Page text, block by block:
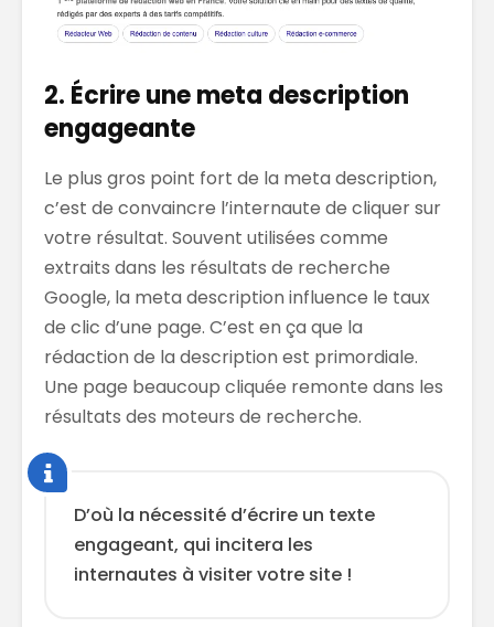
2. Écrire une meta description
engageante
Le plus gros point fort de la meta description,
c’est de convaincre l’internaute de cliquer sur
votre résultat. Souvent utilisées comme
extraits dans les résultats de recherche
Google, la meta description influence le taux
de clic d’une page. C’est en ça que la
rédaction de la description est primordiale.
Une page beaucoup cliquée remonte dans les
résultats des moteurs de recherche.
D’où la nécessité d’écrire un texte
engageant, qui incitera les
internautes à visiter votre site !